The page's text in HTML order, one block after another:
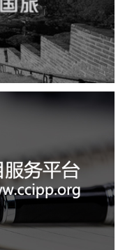
设
业平台
案
统